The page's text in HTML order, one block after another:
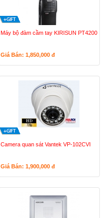
Máy bộ đàm cầm tay KIRISUN PT4200
Giá Bán: 1,850,000 đ
Camera quan sát Vantek VP-102CVI
Giá Bán: 1,900,000 đ